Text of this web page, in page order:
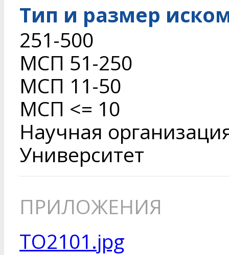
Тип и размер
251-500
МСП 51-250
МСП 11-50
МСП <= 10
Научная
Университет
ПРИЛОЖЕНИЯ
TO2101.jpg